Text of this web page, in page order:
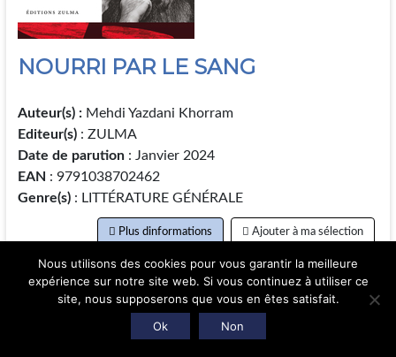
NOURRI PAR LE SANG
Auteur(s) :Mehdi Yazdani Khorram
Editeur(s) : ZULMA
Date de parution: Janvier 2024
EAN : 9791038702462
Genre(s): LITTÉRATURE GÉNÉRALE
Plus dinformations Ajouter à ma sélection
Nous utilisons des cookies pour vous garantir la meilleure
expérience sur notre site web. Si vous continuez à utiliser ce
site, nous supposerons que vous en êtes satisfait.
Ok
Non